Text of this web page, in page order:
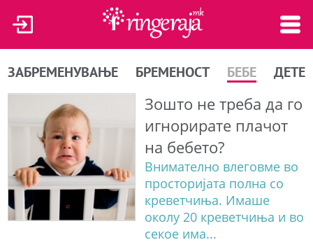
ЗАБРЕМЕНУВАЊЕ БРЕМЕНОСТ БЕБЕ ДЕТЕ
Зошто не треба да го
игнорирате плачот
на бебето?
Внимателно влеговме во
просторијата полна со
креветчиња. Имаше
околу 20 креветчиња и во
секое има...